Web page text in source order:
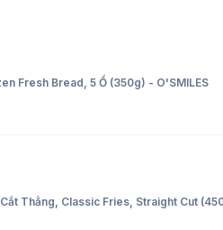
Fresh Bread, 5 Ổ (350g) - O'SMILES
Thẳng, Classic Fries, Straight Cut